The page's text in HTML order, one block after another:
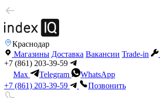
Краснодар
Магазины Доставка Вакансии Trade-in
+7 (861) 203-39-59
Max
Telegram
WhatsApp
+7 (861) 203-39-59
Позвонить